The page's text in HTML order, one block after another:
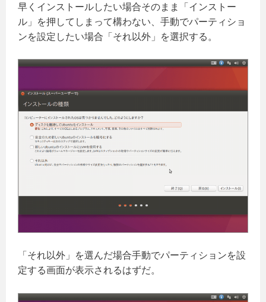
早くインストールしたい場合そのまま「インストー
ル」を押してしまって構わない、手動でパーティショ
ンを設定したい場合「それ以外」を選択する。
「それ以外」を選んだ場合手動でパーティションを設
定する画面が表示されるはずだ。